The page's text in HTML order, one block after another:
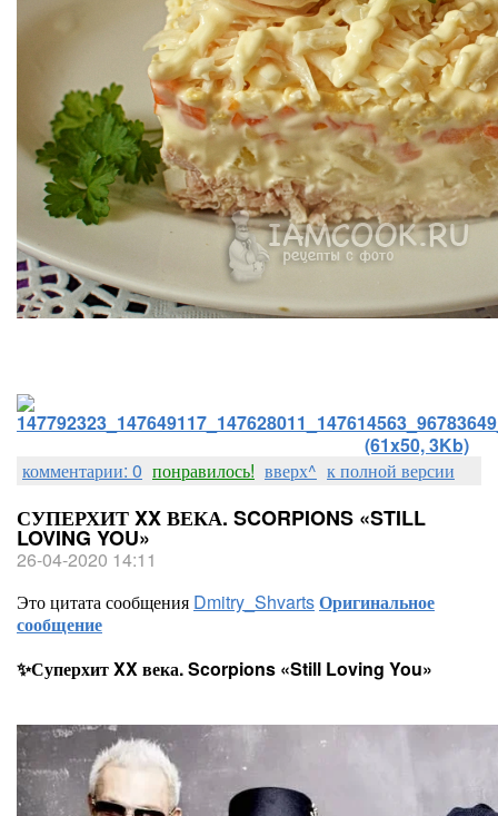
комментарии: 0 понравилось! вверх^ к полной версии
СУПЕРХИТ XX ВЕКА. SCORPIONS «STILL
LOVING YOU»
26-04-2020 14:11
Это цитата сообщения Dmitry_ShvartsОригинальное
сообщение
✨Суперхит XX века. Scorpions «Still Loving You»